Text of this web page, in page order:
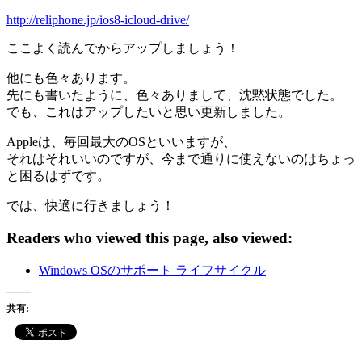
http://reliphone.jp/ios8-icloud-drive/
ここよく読んでからアップしましょう！
他にも色々あります。
先にも書いたように、色々ありまして、沈黙状態でした。
でも、これはアップしたいと思い更新しました。
Appleは、毎回最大のOSといいますが、
それはそれいいのですが、今まで通りに使えないのはちょっ
と困るはずです。
では、快適に行きましょう！
Readers who viewed this page, also viewed:
Windows OSのサポート ライフサイクル
共有: